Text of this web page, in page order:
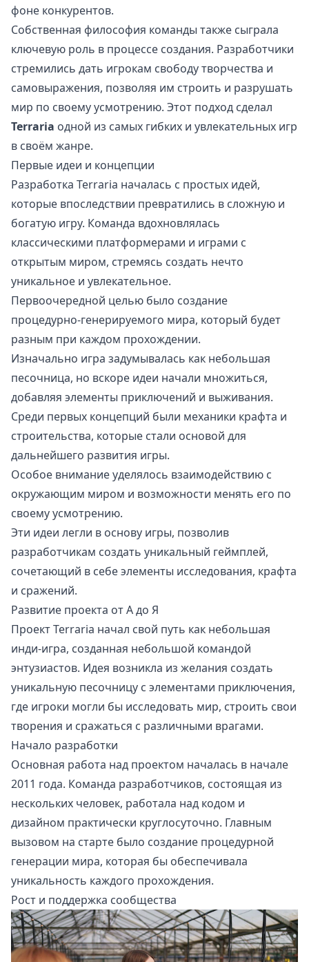
фоне конкурентов.
Собственная философия команды также сыграла
ключевую роль в процессе создания. Разработчики
стремились дать игрокам свободу творчества и
самовыражения, позволяя им строить и разрушать
мир по своему усмотрению. Этот подход сделал
Terraria одной из самых гибких и увлекательных игр
в своём жанре.
Первые идеи и концепции
Разработка Terraria началась с простых идей,
которые впоследствии превратились в сложную и
богатую игру. Команда вдохновлялась
классическими платформерами и играми с
открытым миром, стремясь создать нечто
уникальное и увлекательное.
Первоочередной целью было создание
процедурно-генерируемого мира, который будет
разным при каждом прохождении.
Изначально игра задумывалась как небольшая
песочница, но вскоре идеи начали множиться,
добавляя элементы приключений и выживания.
Среди первых концепций были механики крафта и
строительства, которые стали основой для
дальнейшего развития игры.
Особое внимание уделялось взаимодействию с
окружающим миром и возможности менять его по
своему усмотрению.
Эти идеи легли в основу игры, позволив
разработчикам создать уникальный геймплей,
сочетающий в себе элементы исследования, крафта
и сражений.
Развитие проекта от А до Я
Проект Terraria начал свой путь как небольшая
инди-игра, созданная небольшой командой
энтузиастов. Идея возникла из желания создать
уникальную песочницу с элементами приключения,
где игроки могли бы исследовать мир, строить свои
творения и сражаться с различными врагами.
Начало разработки
Основная работа над проектом началась в начале
2011 года. Команда разработчиков, состоящая из
нескольких человек, работала над кодом и
дизайном практически круглосуточно. Главным
вызовом на старте было создание процедурной
генерации мира, которая бы обеспечивала
уникальность каждого прохождения.
Рост и поддержка сообщества